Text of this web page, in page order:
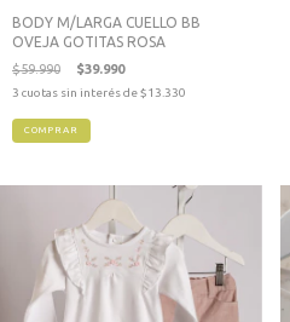
BODY M/LARGA CUELLO BB
OVEJA GOTITAS ROSA
$59.990 $39.990
3 cuotas sin interés de$13.330
COMPRAR